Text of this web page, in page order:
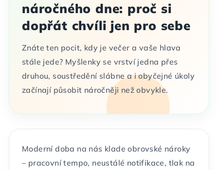
náročného dne: proč si
dopřát chvíli jen pro sebe
Znáte ten pocit, kdy je večer a vaše hlava
stále jede? Myšlenky se vrství jedna přes
druhou, soustředění slábne a i obyčejné úkoly
začínají působit náročněji než obvykle.
Moderní doba na nás klade obrovské nároky
– pracovní tempo, neustálé notifikace, tlak na